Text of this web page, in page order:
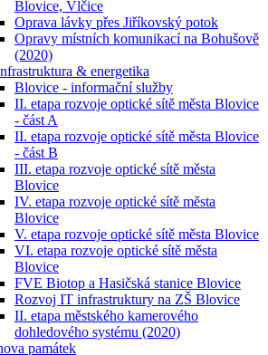
Blovice, Vlčice
Oprava lávky přes Jiříkovský potok
Opravy místních komunikací na Bohušově
(2020)
& energetika
Blovice - informační služby
II. etapa rozvoje optické sítě města Blovice
- část A
II. etapa rozvoje optické sítě města Blovice
- část B
III. etapa rozvoje optické sítě města
Blovice
IV. etapa rozvoje optické sítě města
Blovice
V. etapa rozvoje optické sítě města Blovice
VI. etapa rozvoje optické sítě města
Blovice
FVE Biotop a Hasičská stanice Blovice
Rozvoj IT infrastruktury na ZŠ Blovice
II. etapa městského kamerového
dohledového systému (2020)
památek